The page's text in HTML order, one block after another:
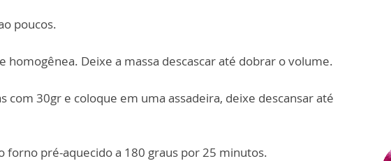
poucos.
homogênea. Deixe a massa descascar até dobrar o volume.
com 30gr e coloque em uma assadeira, deixe descansar até
forno pré-aquecido a 180 graus por 25 minutos.